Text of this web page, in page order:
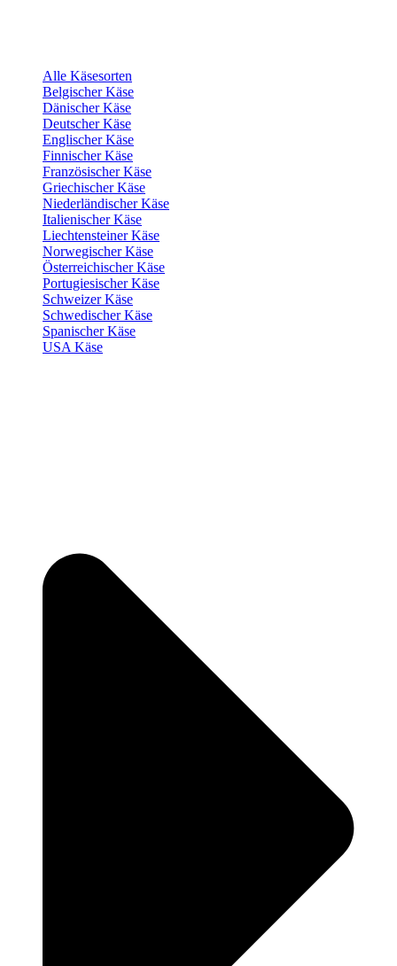
Alle Käsesorten
Belgischer Käse
Dänischer Käse
Deutscher Käse
Englischer Käse
Finnischer Käse
Französischer Käse
Griechischer Käse
Niederländischer Käse
Italienischer Käse
Liechtensteiner Käse
Norwegischer Käse
Österreichischer Käse
Portugiesischer Käse
Schweizer Käse
Schwedischer Käse
Spanischer Käse
USA Käse